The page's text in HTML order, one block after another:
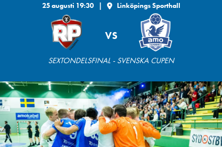
25 augusti 19:30 | Linköpings Sporthall
VS
SEXTONDELSFINAL - SVENSKA CUPEN